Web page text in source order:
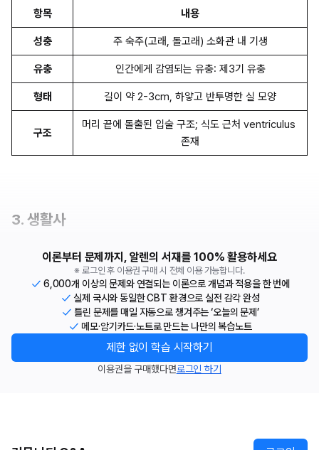
항목 내용
성충 주 숙주(고래, 돌고래) 소화관 내 기생
유충 인간에게 감염되는 유충: 제3기 유충
형태 길이 약 2-3cm, 하얗고 반투명한 실 모양
구조
머리 끝에 돌출된 입술 구조; 식도 근처 ventriculus
존재
3. 생활사
이론부터 문제까지, 알렌의 서재를 100% 활용하세요
※ 로그인 후 이용권 구매 시 전체 이용 가능합니다.
6,000개 이상의 문제와 연결되는 이론으로 개념과 적용을 한 번에
실제 국시와 동일한 CBT 환경으로 실전 감각 완성
틀린 문제를 매일 자동으로 챙겨주는 ‘오늘의 문제’
메모·암기카드·노트로 만드는 나만의 복습노트
제한 없이 학습 시작하기
이용권을 구매했다면로그인 하기